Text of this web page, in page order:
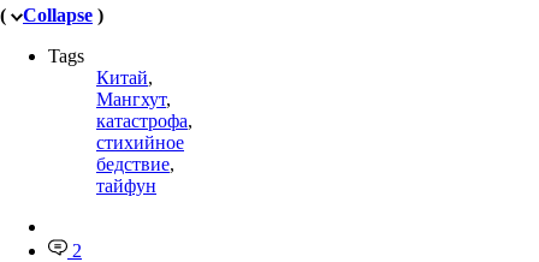
( Collapse )
Tags
Китай,
Мангхут,
катастрофа,
стихийное
бедствие,
тайфун
2